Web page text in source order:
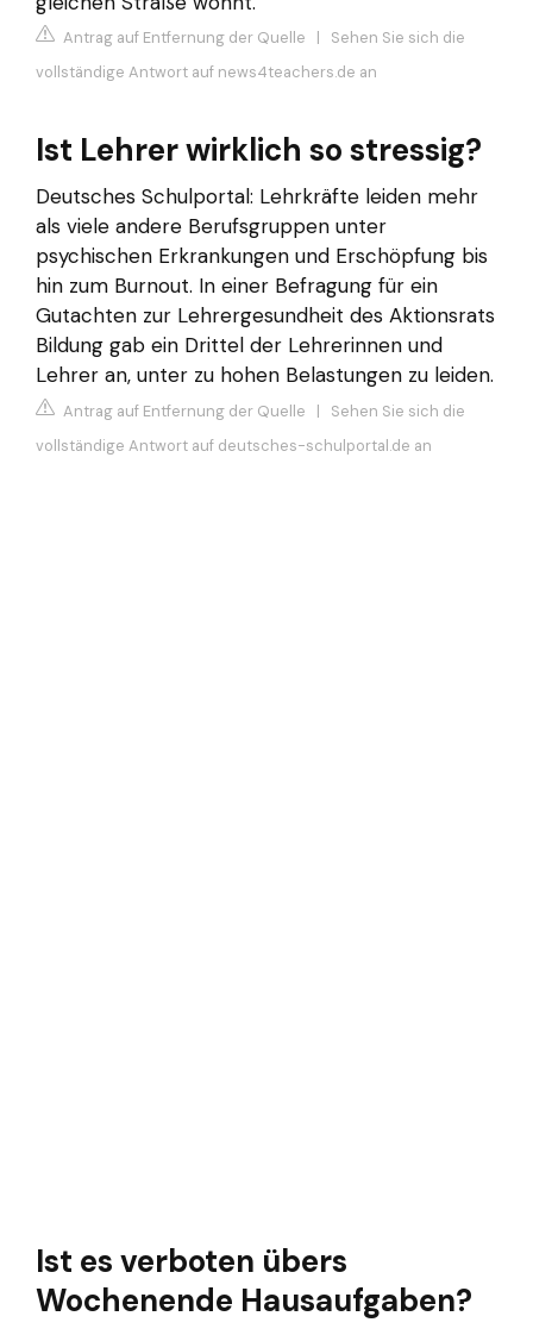
Antrag auf Entfernung der Quelle | Sehen Sie sich die
vollständige Antwort auf news4teachers.de an
Ist Lehrer wirklich so stressig?
Deutsches Schulportal: Lehrkräfte leiden mehr
als viele andere Berufsgruppen unter
psychischen Erkrankungen und Erschöpfung bis
hin zum Burnout. In einer Befragung für ein
Gutachten zur Lehrergesundheit des Aktionsrats
Bildung gab ein Drittel der Lehrerinnen und
Lehrer an, unter zu hohen Belastungen zu leiden.
Antrag auf Entfernung der Quelle | Sehen Sie sich die
vollständige Antwort auf deutsches-schulportal.de an
Ist es verboten übers
Wochenende Hausaufgaben?